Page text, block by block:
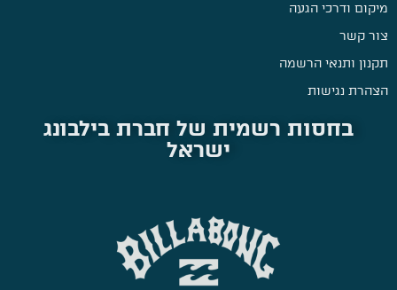
מיקום ודרכי הגעה
צור קשר
תקנון ותנאי הרשמה
הצהרת נגישות
בחסות רשמית של חברת בילבונג
ישראל